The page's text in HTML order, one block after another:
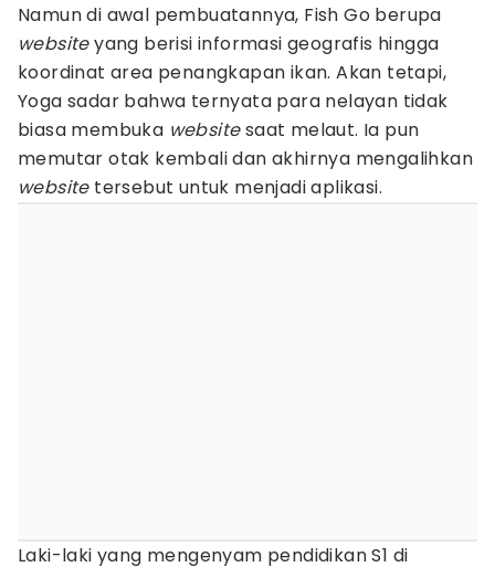
Namun di awal pembuatannya, Fish Go berupa
websiteyang berisi informasi geografis hingga
koordinat area penangkapan ikan. Akan tetapi,
Yoga sadar bahwa ternyata para nelayan tidak
biasa membuka websitesaat melaut. Ia pun
memutar otak kembali dan akhirnya mengalihkan
websitetersebut untuk menjadi aplikasi.
Laki-laki yang mengenyam pendidikan S1 di